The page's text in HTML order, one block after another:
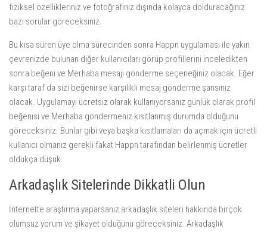
fiziksel özellikleriniz ve fotoğrafınız dışında kolayca dolduracağınız
bazı sorular göreceksiniz.
Bu kısa süren üye olma sürecinden sonra Happn uygulaması ile yakın
çevrenizde bulunan diğer kullanıcıları görüp profillerini inceledikten
sonra beğeni ve Merhaba mesajı gönderme seçeneğiniz olacak. Eğer
karşı taraf da sizi beğenirse karşılıklı mesaj gönderme şansınız
olacak. Uygulamayı ücretsiz olarak kullanıyorsanız günlük olarak profil
beğenisi ve Merhaba göndermeniz kısıtlanmış durumda olduğunu
göreceksiniz. Bunlar gibi veya başka kısıtlamaları da açmak için ücretli
kullanıcı olmanız gerekli fakat Happn tarafından belirlenmiş ücretler
oldukça düşük.
Arkadaşlık Sitelerinde Dikkatli Olun
İnternette araştırma yaparsanız arkadaşlık siteleri hakkında birçok
olumsuz yorum ve şikayet olduğunu göreceksiniz. Arkadaşlık